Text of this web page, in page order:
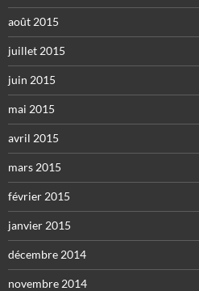
août 2015
juillet 2015
juin 2015
mai 2015
avril 2015
mars 2015
février 2015
janvier 2015
décembre 2014
novembre 2014